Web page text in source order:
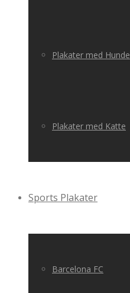
Plakater med Hunde
Plakater med Katte
Sports Plakater
Barcelona FC